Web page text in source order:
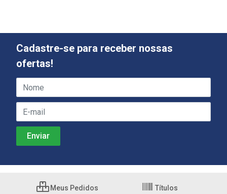
Cadastre-se para receber nossas
ofertas!
Meus Pedidos Títulos